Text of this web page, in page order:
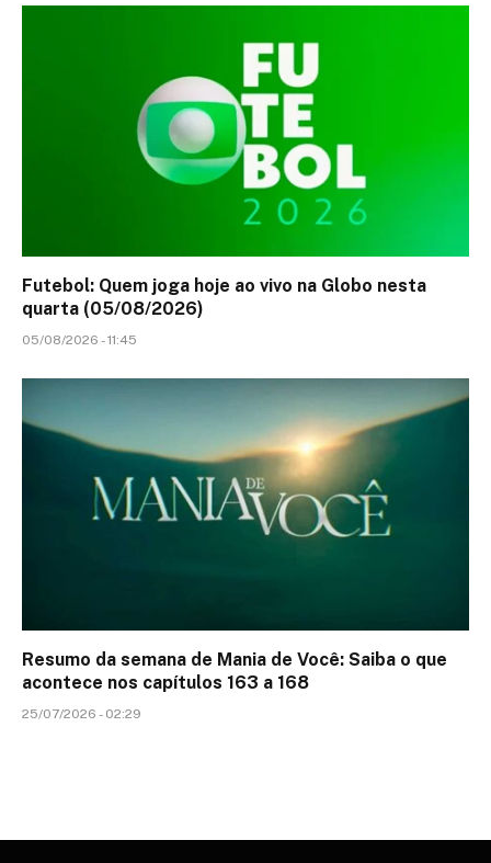
Futebol: Quem joga hoje ao vivo na Globo nesta
quarta (05/08/2026)
05/08/2026 - 11:45
Resumo da semana de Mania de Você: Saiba o que
acontece nos capítulos 163 a 168
25/07/2026 - 02:29